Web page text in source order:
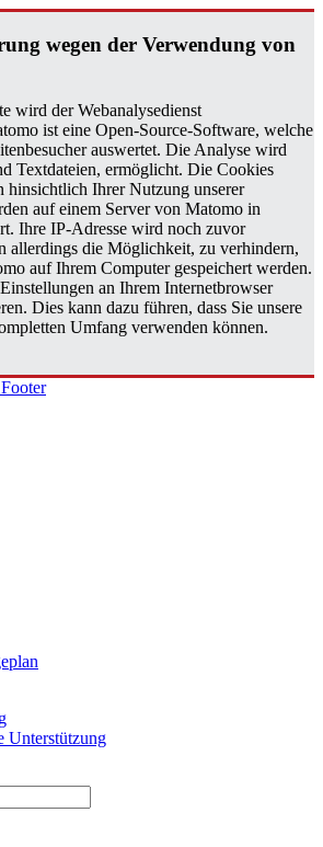
wegen der Ver­wen­dung von
wird der Webanalysedienst
ist eine Open-Source-Software, welche
auswertet. Die Analyse wird
Textdateien, ermöglicht. Die Cookies
hinsichtlich Ihrer Nutzung unserer
auf einem Server von Matomo in
Ihre IP-Adresse wird noch zuvor
allerdings die Möglichkeit, zu verhindern,
auf Ihrem Computer gespeichert werden.
an Ihrem Internetbrowser
Dies kann dazu führen, dass Sie unsere
Umfang verwenden können.
Unterstützung